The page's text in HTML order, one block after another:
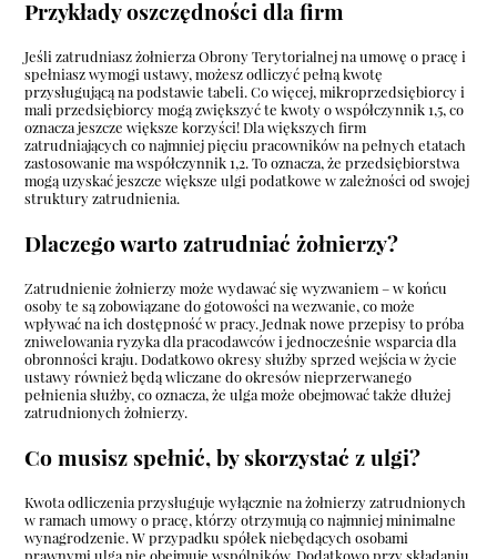
Przykłady oszczędności dla firm
Jeśli zatrudniasz żołnierza Obrony Terytorialnej na umowę o pracę i
spełniasz wymogi ustawy, możesz odliczyć pełną kwotę
przysługującą na podstawie tabeli. Co więcej, mikroprzedsiębiorcy i
mali przedsiębiorcy mogą zwiększyć te kwoty o współczynnik 1,5, co
oznacza jeszcze większe korzyści! Dla większych firm
zatrudniających co najmniej pięciu pracowników na pełnych etatach
zastosowanie ma współczynnik 1,2. To oznacza, że przedsiębiorstwa
mogą uzyskać jeszcze większe ulgi podatkowe w zależności od swojej
struktury zatrudnienia.
Dlaczego warto zatrudniać żołnierzy?
Zatrudnienie żołnierzy może wydawać się wyzwaniem – w końcu
osoby te są zobowiązane do gotowości na wezwanie, co może
wpływać na ich dostępność w pracy. Jednak nowe przepisy to próba
zniwelowania ryzyka dla pracodawców i jednocześnie wsparcia dla
obronności kraju. Dodatkowo okresy służby sprzed wejścia w życie
ustawy również będą wliczane do okresów nieprzerwanego
pełnienia służby, co oznacza, że ulga może obejmować także dłużej
zatrudnionych żołnierzy.
Co musisz spełnić, by skorzystać z ulgi?
Kwota odliczenia przysługuje wyłącznie na żołnierzy zatrudnionych
w ramach umowy o pracę, którzy otrzymują co najmniej minimalne
wynagrodzenie. W przypadku spółek niebędących osobami